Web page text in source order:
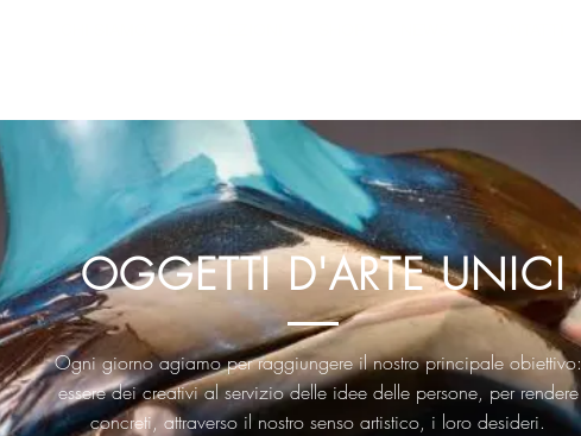
OGGETTI D'ARTE UNICI
Ogni giorno agiamo per raggiungere il nostro principale obiettivo:
essere dei creativi al servizio delle idee delle persone, per rendere
concreti, attraverso il nostro senso artistico, i loro desideri.